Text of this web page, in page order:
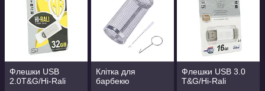
Флешки USB
2.0T&G/Hi-Rali
Клітка для
барбекю
Флешки USB 3.0
T&G/Hi-Rali